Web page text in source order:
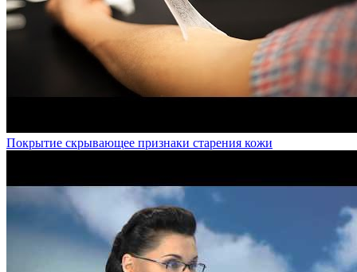
Покрытие скрывающее признаки старения кожи